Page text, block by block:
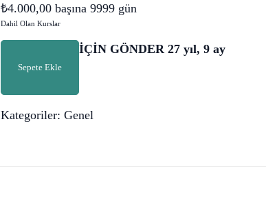
₺4.000,00 başına 9999 gün
Dahil Olan Kurslar
Ders)
Sepete Ekle
İÇİN GÖNDER 27 yıl, 9 ay
Kategoriler: Genel